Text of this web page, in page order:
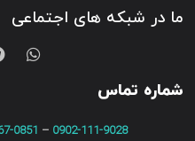
ما در شبکه های اجتماعی
شماره تماس
0902-111-9028
–
0851